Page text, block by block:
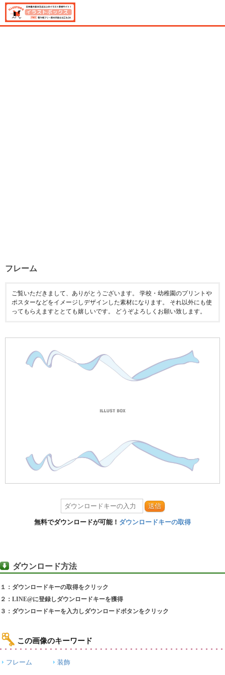
フレーム
ご覧いただきまして、ありがとうございます。 学校・幼稚園のプリントや
ポスターなどをイメージしデザインした素材になります。 それ以外にも使
ってもらえますととても嬉しいです。 どうぞよろしくお願い致します。
送信
無料でダウンロードが可能！ ダウンロードキーの取得
ダウンロード方法
１：ダウンロードキーの取得をクリック
２：LINE@に登録しダウンロードキーを獲得
３：ダウンロードキーを入力しダウンロードボタンをクリック
この画像のキーワード
フレーム 装飾